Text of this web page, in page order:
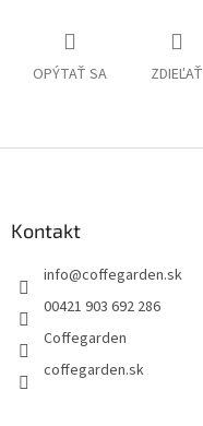
OPÝTAŤ SA ZDIEĽAŤ
Kontakt
info@coffegarden.sk
00421 903 692 286
Coffegarden
coffegarden.sk